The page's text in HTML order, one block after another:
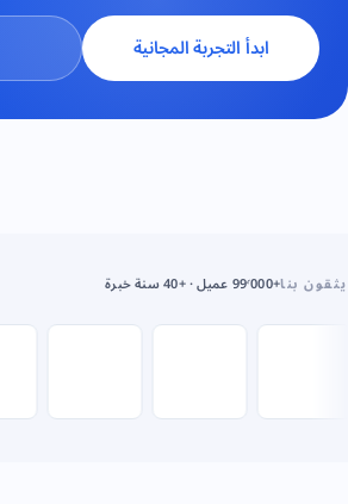
ابدأ التجربة المجانية
يثقون بنا+99٬000 عميل · +40 سنة خبرة